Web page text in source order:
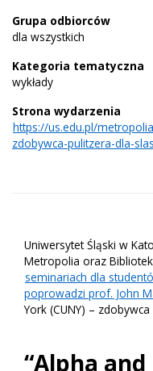
Grupa odbiorców
dla wszystkich
Kategoria tematyczna
wykłady
Strona wydarzenia
https://us.edu.pl/
zdobywca-pulitzera-dla-
Uniwersytet Śląski w
Metropolia oraz
seminariach dla
poprowadzi prof. John
York (CUNY) –
“Alpha